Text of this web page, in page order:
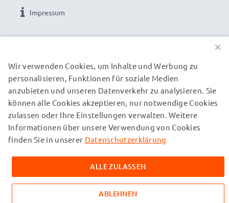
Impressum
UNSERE VERSANDPARTNER
© subtel.de 2026
Alle Preise verstehen sich inklusive Mehrwertsteuer und
zuzüglich Versandkosten. Bitte beachten Sie, dass alle
Inhaber sind und ausschließlich zur Information über unsere
Produkte auf unseren Webseiten genannt werden.
×
Wir verwenden Cookies, um Inhalte und Werbung zu
personalisieren, Funktionen für soziale Medien
anzubieten und unseren Datenverkehr zu analysieren. Sie
können alle Cookies akzeptieren, nur notwendige Cookies
zulassen oder Ihre Einstellungen verwalten. Weitere
Informationen über unsere Verwendung von Cookies
finden Sie in unserer Datenschutzerklärung
ALLE ZULASSEN
ABLEHNEN